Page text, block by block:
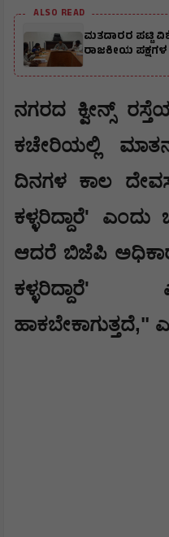
ALSO READ
ಮತದಾರರ ಪಟ್ಟಿ
ರಾಜಕೀಯ
ನಗರದ ಕ್ವೀನ್ಸ್
ಕಚೇರಿಯಲ್ಲಿ
ದಿನಗಳ ಕಾಲ
ಕಳ್ಳರಿದ್ದಾರೆ' ಎಂದು
ಆದರೆ ಬಿಜೆಪಿ
ಕಳ್ಳರಿದ್ದಾರೆ'
ಹಾಕಬೇಕಾಗುತ್ತದೆ,"